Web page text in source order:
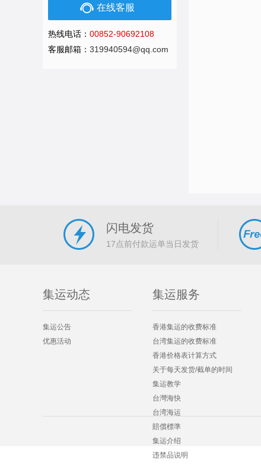
在线客服
热线电话： 00852-90692108
客服邮箱： 319940594@qq.com
闪电发货
17点前付款运单当日发货
集运动态
集运公告
优惠活动
集运服务
香港集运的收费标准
台湾集运的收费标准
香港价格表计算方式
关于每天发货/截单的时间
集运教学
台灣海快
台湾海运
賠償標準
集运介绍
违禁品说明